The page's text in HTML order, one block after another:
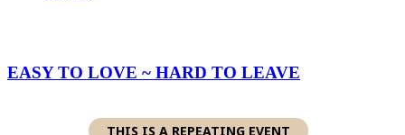
EASY TO LOVE ~ HARD TO LEAVE
THIS IS A REPEATING EVENT